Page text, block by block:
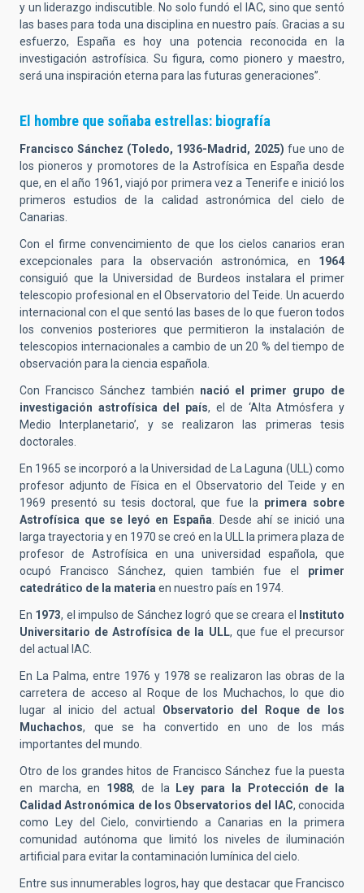
y un liderazgo indiscutible. No solo fundó el IAC, sino que sentó
las bases para toda una disciplina en nuestro país. Gracias a su
esfuerzo, España es hoy una potencia reconocida en la
investigación astrofísica. Su figura, como pionero y maestro,
será una inspiración eterna para las futuras generaciones”.
El hombre que soñaba estrellas: biografía
Francisco Sánchez (Toledo, 1936-Madrid, 2025) fue uno de
los pioneros y promotores de la Astrofísica en España desde
que, en el año 1961, viajó por primera vez a Tenerife e inició los
primeros estudios de la calidad astronómica del cielo de
Canarias.
Con el firme convencimiento de que los cielos canarios eran
excepcionales para la observación astronómica, en 1964
consiguió que la Universidad de Burdeos instalara el primer
telescopio profesional en el Observatorio del Teide. Un acuerdo
internacional con el que sentó las bases de lo que fueron todos
los convenios posteriores que permitieron la instalación de
telescopios internacionales a cambio de un 20 % del tiempo de
observación para la ciencia española.
Con Francisco Sánchez también nació el primer grupo de
investigación astrofísica del país, el de ‘Alta Atmósfera y
Medio Interplanetario’, y se realizaron las primeras tesis
doctorales.
En 1965 se incorporó a la Universidad de La Laguna (ULL) como
profesor adjunto de Física en el Observatorio del Teide y en
1969 presentó su tesis doctoral, que fue la primera sobre
Astrofísica que se leyó en España. Desde ahí se inició una
larga trayectoria y en 1970 se creó en la ULL la primera plaza de
profesor de Astrofísica en una universidad española, que
ocupó Francisco Sánchez, quien también fue el primer
catedrático de la materiaen nuestro país en 1974.
En 1973, el impulso de Sánchez logró que se creara el
Instituto
Universitario de Astrofísica de la ULL, que fue el precursor
del actual IAC.
En La Palma, entre 1976 y 1978 se realizaron las obras de la
carretera de acceso al Roque de los Muchachos, lo que dio
lugar al inicio del actual Observatorio del Roque de los
Muchachos, que se ha convertido en uno de los más
importantes del mundo.
Otro de los grandes hitos de Francisco Sánchez fue la puesta
en marcha, en 1988, de la
Ley para la Protección de la
Calidad Astronómica de los Observatorios del IAC, conocida
como Ley del Cielo, convirtiendo a Canarias en la primera
comunidad autónoma que limitó los niveles de iluminación
artificial para evitar la contaminación lumínica del cielo.
Entre sus innumerables logros, hay que destacar que Francisco